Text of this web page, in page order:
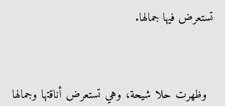
تستعرض فيها جمالها.
وظهرت حلا شيحة، وهي تستعرض أناقتها وجمالها